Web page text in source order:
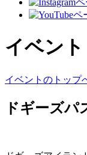
イベント
イベントのトップ
ドギーズパ